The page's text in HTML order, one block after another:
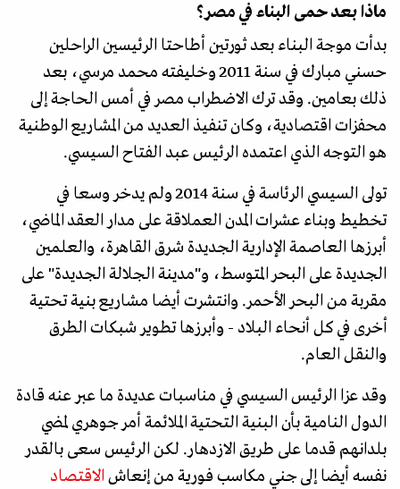
ماذا بعد حمى البناء في مصر؟
بدأت موجة البناء بعد ثورتين أطاحتا الرئيسين الراحلين
حسني مبارك في سنة 2011 وخليفته محمد مرسي، بعد
ذلك بعامين. وقد ترك الاضطراب مصر في أمس الحاجة إلى
محفزات اقتصادية، وكان تنفيذ العديد من المشاريع الوطنية
هو التوجه الذي اعتمده الرئيس عبد الفتاح السيسي.
تولى السيسي الرئاسة في سنة 2014 ولم يدخر وسعا في
تخطيط وبناء عشرات المدن العملاقة على مدار العقد الماضي،
أبرزها العاصمة الإدارية الجديدة شرق القاهرة، والعلمين
الجديدة على البحر المتوسط، و"مدينة الجلالة الجديدة" على
مقربة من البحر الأحمر. وانتشرت أيضا مشاريع بنية تحتية
أخرى في كل أنحاء البلاد - وأبرزها تطوير شبكات الطرق
والنقل العام.
وقد عزا الرئيس السيسي في مناسبات عديدة ما عبر عنه قادة
الدول النامية بأن البنية التحتية الملائمة أمر جوهري لمضي
بلدانهم قدما على طريق الازدهار. لكن الرئيس سعى بالقدر
نفسه أيضا إلى جني مكاسب فورية من إنعاش الاقتصاد